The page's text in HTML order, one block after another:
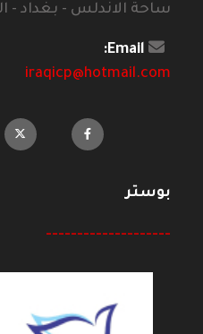
ساحة الاندلس - بغداد -
Email:
iraqicp@hotmail.com
بوستر
--------------------